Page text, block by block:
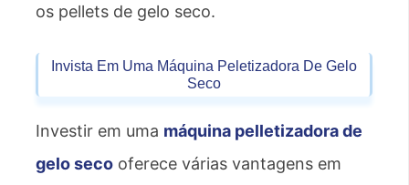
os pellets de gelo seco.
Invista Em Uma Máquina Peletizadora De Gelo
Seco
Investir em uma máquina pelletizadora de
gelo seco oferece várias vantagens em